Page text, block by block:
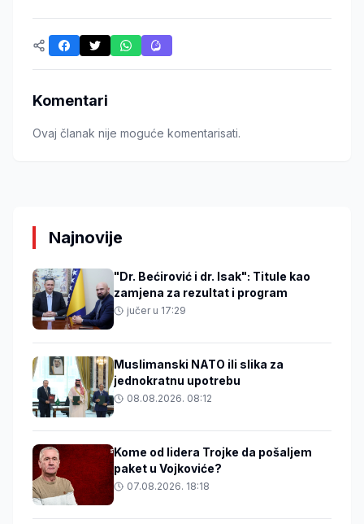
Komentari
Ovaj članak nije moguće komentarisati.
Najnovije
"Dr. Bećirović i dr. Isak": Titule kao
zamjena za rezultat i program
jučer u 17:29
Muslimanski NATO ili slika za
jednokratnu upotrebu
08.08.2026. 08:12
Kome od lidera Trojke da pošaljem
paket u Vojkoviće?
07.08.2026. 18:18